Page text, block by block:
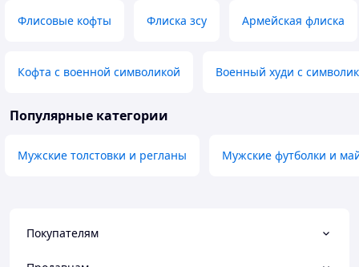
Флисовые кофты Флиска зсу Армейская флиска
Кофта с военной символикой Военный худи с
Популярные категории
Мужские толстовки и регланы Мужские футболки и
Покупателям